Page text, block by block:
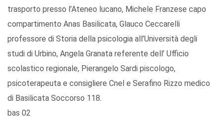
trasporto presso l’Ateneo lucano, Michele Franzese capo
compartimento Anas Basilicata, Glauco Ceccarelli
professore di Storia della psicologia all’Università degli
studi di Urbino, Angela Granata referente dell’ Ufficio
scolastico regionale, Pierangelo Sardi piscologo,
psicoterapeuta e consigliere Cnel e Serafino Rizzo medico
di Basilicata Soccorso 118.
bas 02